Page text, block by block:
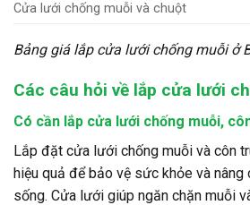
Cửa lưới chống muỗi và chuột
Bảng giá lắp cửa lưới chống muỗi ở
Các câu hỏi về lắp cửa lưới
Có cần lắp cửa lưới chống muỗi,
Lắp đặt cửa lưới chống muỗi và côn
hiệu quả để bảo vệ sức khỏe và
sống. Cửa lưới giúp ngăn chặn muỗi